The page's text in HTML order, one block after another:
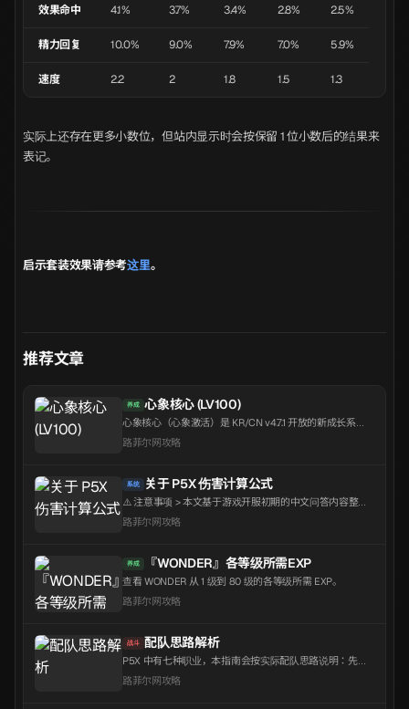
效果命中 4.1% 3.7% 3.4% 2.8% 2.5%
精力回复 10.0% 9.0% 7.9% 7.0% 5.9%
速度 2.2 2 1.8 1.5 1.3
实际上还存在更多小数位，但站内显示时会按保留 1 位小数后的结果来
表记。
启示套装效果请参考这里。
推荐文章
养成 心象核心 (LV100)
心象核心（心象激活）是 KR/CN v4.7.1 开放的新成长系
统，可将现有角色的等级上限提升至100级，并额外解锁2
个新潜能技能。此外，还能激活强化同属性队友的「属性
路菲尔网攻略
系统 关于 P5X 伤害计算公式
⚠️ 注意事项 > 本文基于游戏开服初期的中文问答内容整理
而成。请将其作为理解伤害计算方向与结构的参考，实际
数值可能与游戏内表现存在差异。 > 另外，并不推荐尝试
法通过数据挖掘获取。已知会影响伤害的属性就超过 100
种。...
路菲尔网攻略
养成 『WONDER』各等级所需EXP
查看 WONDER 从 1 级到 80 级的各等级所需 EXP。
路菲尔网攻略
战斗 配队思路解析
P5X 中有七种职业，本指南会按实际配队思路说明：先看
敌人数和弱点属性确定主输出，再补固定搭档、减防/穿透
与暴击，最后再按生存压力决定是否加入防卫或救援。
路菲尔网攻略